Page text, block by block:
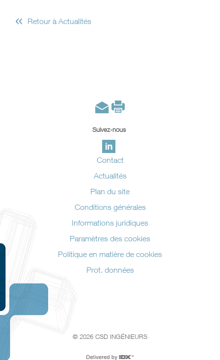
« Retour à Actualités
Suivez-nous
Contact
Actualités
Plan du site
Conditions générales
Informations juridiques
Paramètres des cookies
Politique en matière de cookies
Prot. données
© 2026 CSD INGÉNIEURS